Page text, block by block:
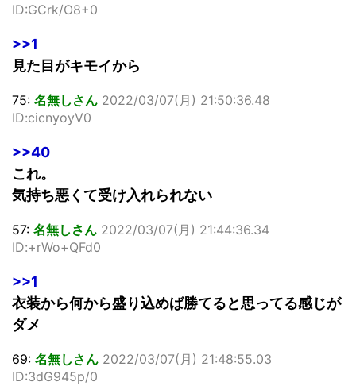
ID:GCrk/O8+0
>>1
見た目がキモイから
75: 名無しさん 2022/03/07(月) 21:50:36.48
ID:cicnyoyV0
>>40
これ。
気持ち悪くて受け入れられない
57: 名無しさん 2022/03/07(月) 21:44:36.34
ID:+rWo+QFd0
>>1
衣装から何から盛り込めば勝てると思ってる感じが
ダメ
69: 名無しさん 2022/03/07(月) 21:48:55.03
ID:3dG945p/0